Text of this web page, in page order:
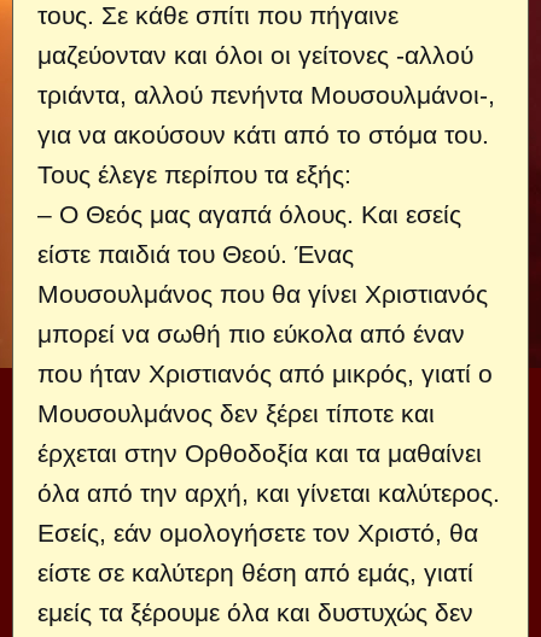
τους. Σε κάθε σπίτι που πήγαινε
μαζεύονταν και όλοι οι γείτονες -αλλού
τριάντα, αλλού πενήντα Μουσουλμάνοι-,
για να ακούσουν κάτι από το στόμα του.
Τους έλεγε περίπου τα εξής:
– Ο Θεός μας αγαπά όλους. Και εσείς
είστε παιδιά του Θεού. Ένας
Μουσουλμάνος που θα γίνει Χριστιανός
μπορεί να σωθή πιο εύκολα από έναν
που ήταν Χριστιανός από μικρός, γιατί ο
Μουσουλμάνος δεν ξέρει τίποτε και
έρχεται στην Ορθοδοξία και τα μαθαίνει
όλα από την αρχή, και γίνεται καλύτερος.
Εσείς, εάν ομολογήσετε τον Χριστό, θα
είστε σε καλύτερη θέση από εμάς, γιατί
εμείς τα ξέρουμε όλα και δυστυχώς δεν